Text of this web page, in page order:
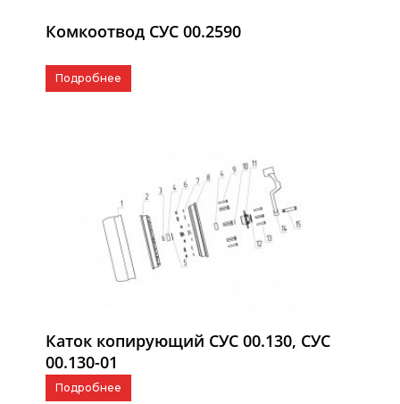
Комкоотвод СУС 00.2590
Подробнее
Каток копирующий СУС 00.130, СУС
00.130-01
Подробнее